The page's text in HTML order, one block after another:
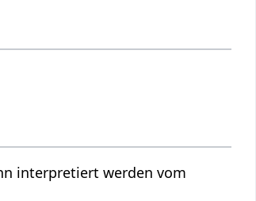
kann interpretiert werden vom